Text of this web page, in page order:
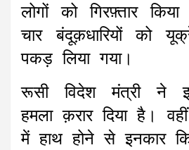
लोगों को गिरफ़्तार
चार बंदूक़धारियों को
पकड़ लिया गया।
रूसी विदेश मंत्री ने
हमला क़रार दिया है।
में हाथ होने से इनकार